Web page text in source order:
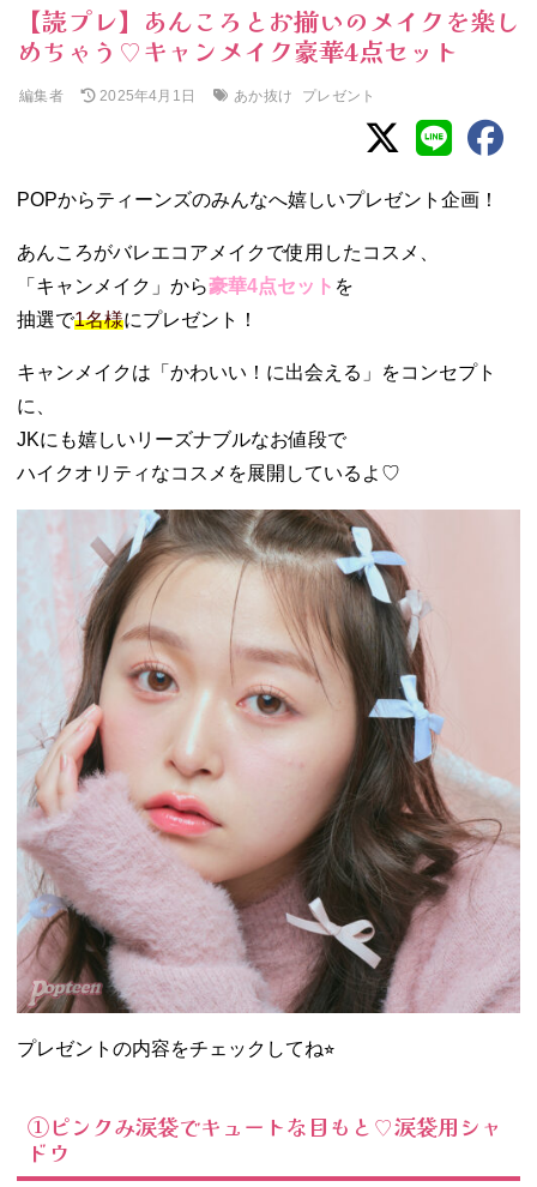
【読プレ】あんころとお揃いのメイクを楽し
めちゃう♡キャンメイク豪華4点セット
編集者 2025年4月1日 あか抜け プレゼント
POPからティーンズのみんなへ嬉しいプレゼント企画！
あんころがバレエコアメイクで使用したコスメ、
「キャンメイク」から豪華4点セット を
抽選で1名様にプレゼント！
キャンメイクは 「かわいい！に出会える」をコンセプト
に、
JKにも嬉しいリーズナブルなお値段で
ハイクオリティなコスメを展開しているよ♡
プレゼントの内容をチェックしてね⭐︎
①ピンクみ涙袋でキュートな目もと♡涙袋用シャ
ドウ